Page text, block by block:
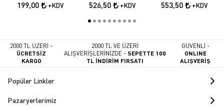
199,00 +KDV 526,50 +KDV 553,50 +KDV
2000 TL ÜZERİ -
ÜCRETSİZ
KARGO
2000 TL VE ÜZERİ
ALIŞVERİŞLERİNİZDE -SEPETTE 100
TL İNDİRİM FIRSATI
GÜVENLİ -
ONLINE
ALIŞVERİŞ
Popüler Linkler
Pazaryerlerimiz